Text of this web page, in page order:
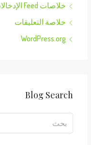
خلاصات Feed الإدخالات
خلاصة التعليقات
WordPress.org
Blog Search